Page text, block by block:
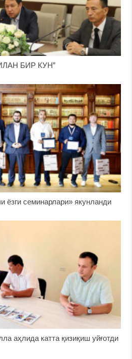
БИР КУН”
ёзги семинарлари» якунланди
аҳлида катта қизиқиш уйғотди